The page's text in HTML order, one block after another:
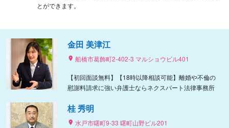
とができます。
金田 美津江
船橋市葛飾町2-402-3 マルショウビル401
【初回面談無料】【18時以降相談可能】離婚や不倫の
慰謝料請求に強い弁護士ならネクスパート法律事務所
桂 秀明
水戸市曙町9-33 曙町山野ビル201